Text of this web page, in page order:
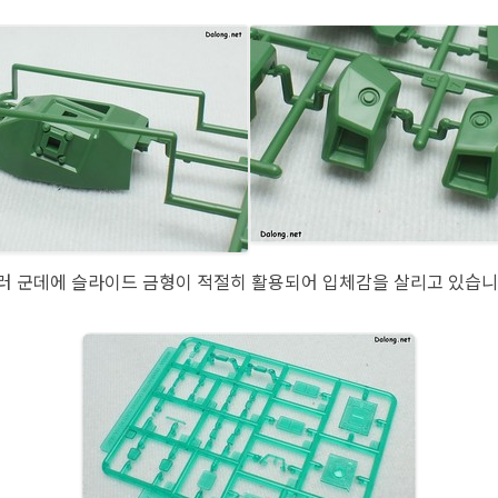
군데에 슬라이드 금형이 적절히 활용되어 입체감을 살리고 있습